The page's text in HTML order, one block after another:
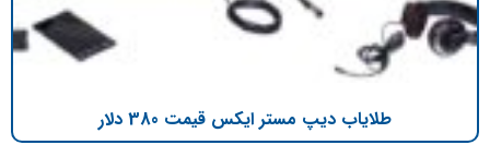
طلایاب دیپ مستر ایکس قیمت 380 دلار